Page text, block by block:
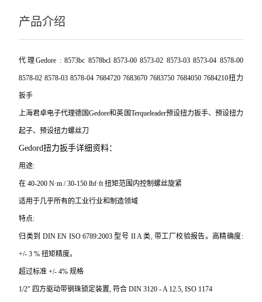
产品介绍
代理Gedore : 8573bc 8578bcl 8573-00 8573-02 8573-03 8573-04 8578-00
8578-02 8578-03 8578-04 7684720 7683670 7683750 7684050 7684210扭力
扳手
上海君卓电子代理德国Gedore和英国Terqueleader预设扭力扳手、预设扭力
起子、预设扭力螺丝刀
Gedord扭力扳手详细资料：
用途:
在 40-200 N·m / 30-150 lbf·ft 扭矩范围内控制螺丝旋紧
适用于几乎所有的工业行业和制造领域
特点:
归类到 DIN EN ISO 6789:2003 型号 II A 类, 带工厂校验报告。高精确度:
+/- 3 % 扭矩精度。
超过标准 +/- 4% 规格
1/2" 四方驱动带钢珠锁定装置, 符合 DIN 3120 - A 12.5, ISO 1174